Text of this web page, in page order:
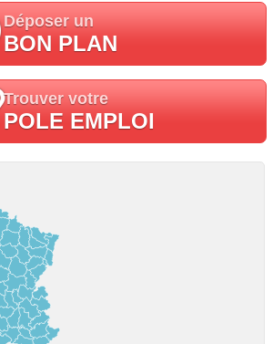
Déposer un
BON PLAN
Trouver votre
POLE EMPLOI